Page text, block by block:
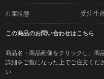
在庫状態 受注生
この商品のお問い合わせはこちら
商品名・商品画像をクリックし、商
詳細をご覧になった上でご注文くだ
い